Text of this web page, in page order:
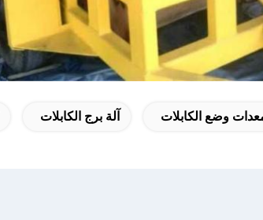
وضع الكابلات آلة برج الكابلات